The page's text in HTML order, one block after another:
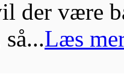
der være
Læs